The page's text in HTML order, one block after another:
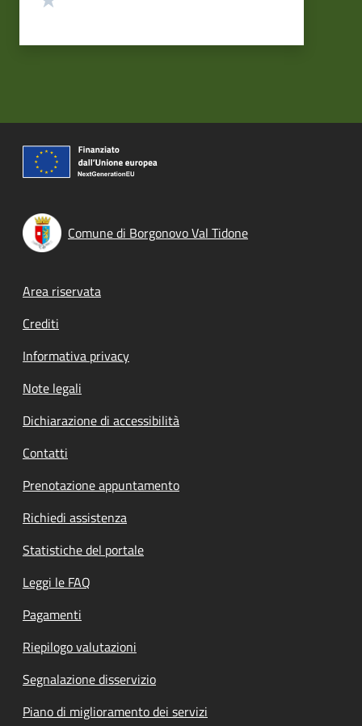
Comune di Borgonovo Val Tidone
Footer menu
Area riservata
Crediti
Informativa privacy
Note legali
Dichiarazione di accessibilità
Contatti
Prenotazione appuntamento
Richiedi assistenza
Statistiche del portale
Leggi le FAQ
Pagamenti
Riepilogo valutazioni
Segnalazione disservizio
Piano di miglioramento dei servizi